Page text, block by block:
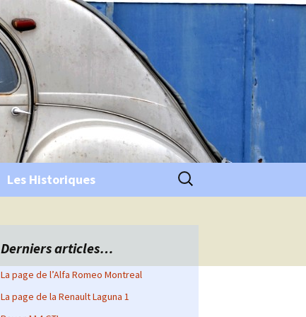
Les Historiques Rechercher :
Derniers articles…
La page de l’Alfa Romeo Montreal
La page de la Renault Laguna 1